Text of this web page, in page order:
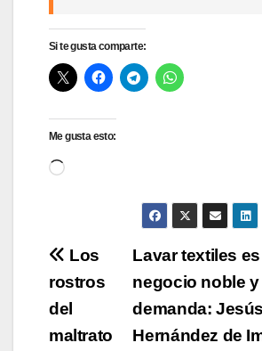
Si te gusta comparte:
Me gusta esto:
Cargando...
Navegación
de
entradas
Lavar textiles
negocio noble y
demanda: Jesús
Hernández de
Los
rostros
del
maltrato